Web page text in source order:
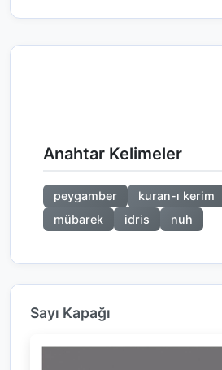
Anahtar Kelimeler
peygamber kuran-ı kerim
mübarek
idris nuh
Sayı Kapağı